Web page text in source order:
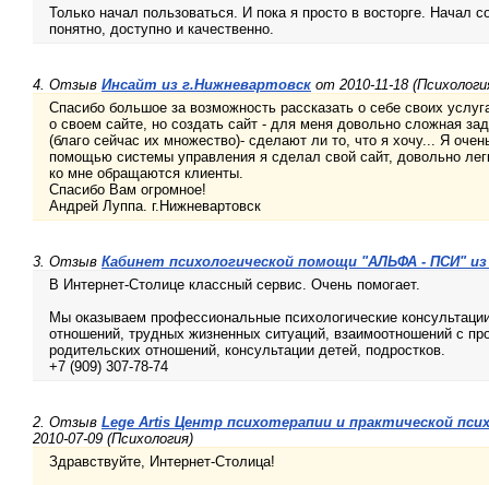
Только начал пользоваться. И пока я просто в восторге. Начал
понятно, доступно и качественно.
4. Отзыв Инсайт из г.Нижневартовск от 2010-11-18
Спасибо большое за возможность рассказать о себе своих
о своем сайте, но создать сайт - для меня довольно сложная
(благо сейчас их множество)- сделают ли то, что я хочу... Я
помощью системы управления я сделал свой сайт, довольно
ко мне обращаются клиенты.
Спасибо Вам огромное!
Андрей Луппа. г.Нижневартовск
3. Отзыв Кабинет психологической помощи "АЛЬФА - ПСИ" из
В Интернет-Столице классный сервис. Очень помогает.
Мы оказываем профессиональные психологические
отношений, трудных жизненных ситуаций, взаимоотношений с
родительских отношений, консультации детей, подростков.
+7 (909) 307-78-74
2. Отзыв Lege Artis Центр психотерапии и практической
2010-07-09 (Психология)
Здравствуйте, Интернет-Столица!